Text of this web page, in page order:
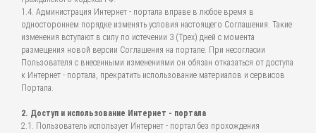
1.4. Администрация Интернет - портала вправе в любое время в
одностороннем порядке изменять условия настоящего Соглашения. Такие
изменения вступают в силу по истечении 3 (Трех) дней с момента
размещения новой версии Соглашения на портале. При несогласии
Пользователя с внесенными изменениями он обязан отказаться от доступа
к Интернет - портала, прекратить использование материалов и сервисов
Портала.
2. Доступ и использование Интернет - портала
2.1. Пользователь использует Интернет - портал без прохождения